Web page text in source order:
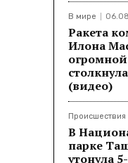
В мире
Ракета
Илона
(видео)
Происшествия
В
парке
утонула